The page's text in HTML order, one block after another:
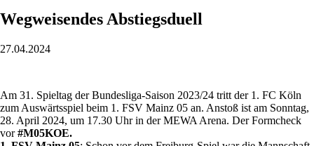
Wegweisendes Abstiegsduell
27.04.2024
Am 31. Spieltag der Bundesliga-Saison 2023/24 tritt der 1. FC Köln
zum Auswärtsspiel beim 1. FSV Mainz 05 an. Anstoß ist am Sonntag,
28. April 2024, um 17.30 Uhr in der MEWA Arena. Der Formcheck
vor#M05KOE.